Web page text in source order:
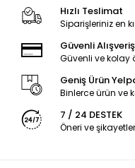
Hızlı Teslimat
Siparişleriniz en
Güvenli Alışveriş
Güvenli ve kolay
Geniş Ürün
Binlerce ürün ve
7 / 24 DESTEK
Öneri ve